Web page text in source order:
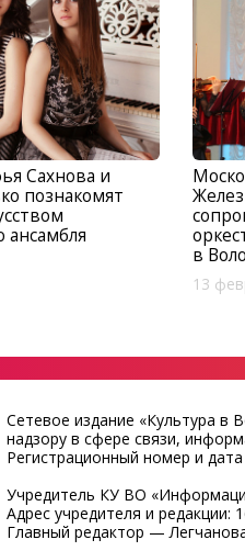
Сахнова и
познакомят
ансамбля
в
13
Сетевое издание «Культура в
надзору в сфере связи,
Регистрационный номер и
Учредитель КУ ВО
Адрес учредителя и редакции:
Главный редактор —